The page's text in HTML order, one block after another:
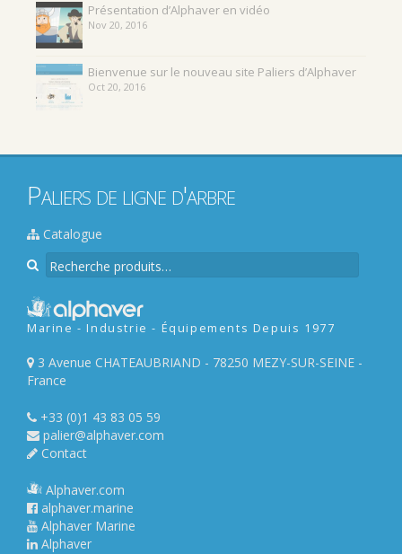
Présentation d’Alphaver en vidéo
Nov 20, 2016
Bienvenue sur le nouveau site Paliers d’Alphaver
Oct 20, 2016
Paliers de ligne d'arbre
Catalogue
e
c
h
e
c
h
p
o
u
Marine - Industrie - Équipements Depuis 1977
3 Avenue CHATEAUBRIAND - 78250 MEZY-SUR-SEINE -
France
+33 (0)1 43 83 05 59
palier@alphaver.com
Contact
Alphaver.com
alphaver.marine
Alphaver Marine
Alphaver